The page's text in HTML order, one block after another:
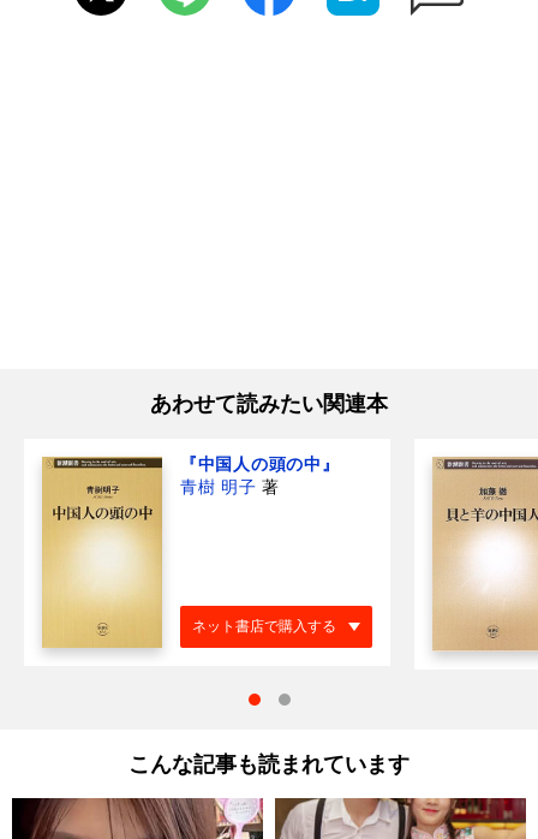
あわせて読みたい関連本
『中国人の頭の中』
青樹 明子 著
ネット書店で購入する
こんな記事も読まれています